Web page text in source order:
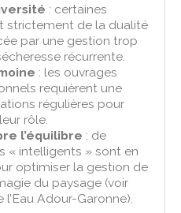
: certaines
strictement de la dualité
par une gestion trop
récurrente.
: les ouvrages
requièrent une
régulières pour
rôle.
l’équilibre : de
« intelligents » sont en
optimiser la gestion de
du paysage (voir
Adour-Garonne).